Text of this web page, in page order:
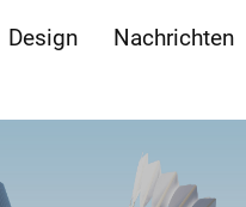
Design Nachrichten